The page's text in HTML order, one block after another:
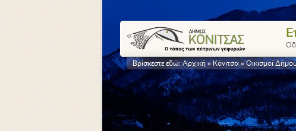
Βρίσκεστε εδώ:Αρχική »Κόνιτσα»Οικισμοί